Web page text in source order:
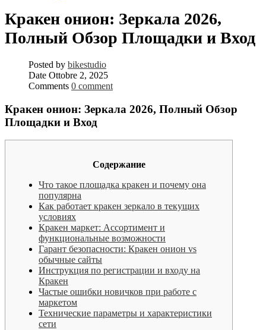
Кракен онион: Зеркала 2026,
Полный Обзор Площадки и Вход
Posted by bikestudio
Date Ottobre 2, 2025
Comments 0 comment
Кракен онион: Зеркала 2026, Полный Обзор
Площадки и Вход
Содержание
Что такое площадка кракен и почему она
популярна
Как работает кракен зеркало в текущих
условиях
Кракен маркет: Ассортимент и
функциональные возможности
Гарант безопасности: Кракен онион vs
обычные сайты
Инструкция по регистрации и входу на
Кракен
Частые ошибки новичков при работе с
маркетом
Технические параметры и характеристики
сети